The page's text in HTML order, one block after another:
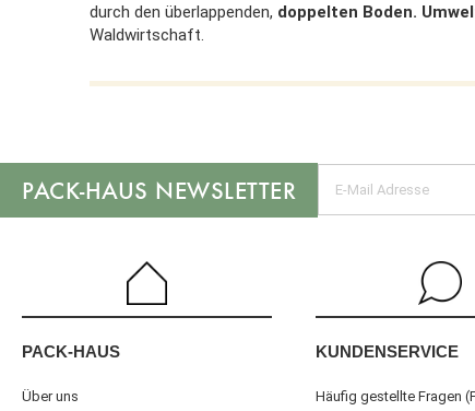
durch den überlappenden, doppelten Boden.
Waldwirtschaft.
NEWSLETTER
PACK-HAUS
Über uns
KUNDENSERVICE
Häufig gestellte Fragen